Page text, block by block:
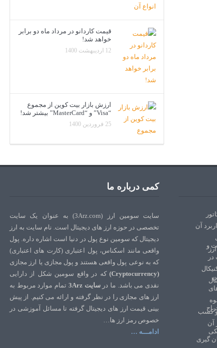
قیمت کاردانو در مرداد ماه دو برابر
خواهد شد!
12 اردیبهشت 1400
ارزش بازار بیت کوین از مجموع
“Visa” و “MasterCard” بیشتر شد!
25 فروردین 1400
کمی درباره ما
سایت سومین ارز (3Arz.com) به عنوان یک سایت
تخصصی در حوزه ارز های دیجیتال است. نام سایت به ارز
دیجیتال که سومین نوع پول در دنیا است اشاره داره. پول
واقعی مانند اسکناس، پول اعتباری (کارت های اعتباری)
که به نوعی پول واقعی هستند و پول مجازی یا ارز مجازی
(Cryptocurrency)
که در واقع سومین شکل از دارایی
نقدی می باشد. ما درسایت 3Arz
تمام موارد مربوط به
ارز های مجازی را در نظر گرفته و ارائه می کنیم. از پیش
بینی قیمت ارز های دیجیتال گرفته تا مسائل آموزشی در
خصوص رمز ارز ها…
ادامـــه …